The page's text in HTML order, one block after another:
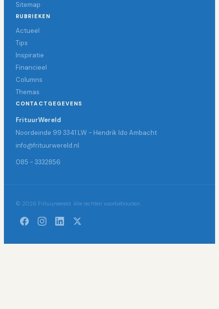
Sitemap
RUBRIEKEN
Actueel
Tips
Inspiratie
Financieel
Columns
Themas
CONTACTGEGEVENS
FrituurWereld
Noordeinde 99 3341 LW - Hendrik Ido Ambacht
info@frituurwereld.nl
085 - 3332856
© 2026 Frituurwereld. Alle rechten voorbehouden.